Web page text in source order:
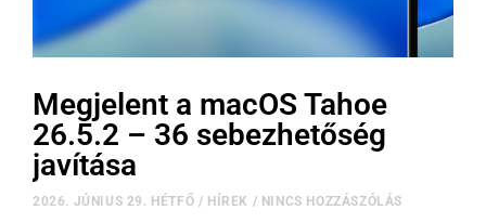
Megjelent a macOS Tahoe
26.5.2 – 36 sebezhetőség
javítása
2026. JÚNIUS 29. HÉTFŐ / HÍREK / NINCS HOZZÁSZÓLÁS